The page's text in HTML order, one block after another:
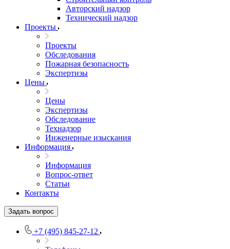
Авторский надзор
Технический надзор
Проекты
Проекты
Обследования
Пожарная безопасность
Экспертизы
Цены
Цены
Экспертизы
Обследование
Технадзор
Инженерные изыскания
Информация
Информация
Вопрос-ответ
Статьи
Контакты
Задать вопрос
+7 (495) 845-27-12